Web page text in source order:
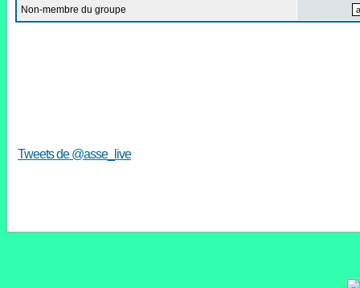
Non-membre du groupe
Tweets de @asse_live